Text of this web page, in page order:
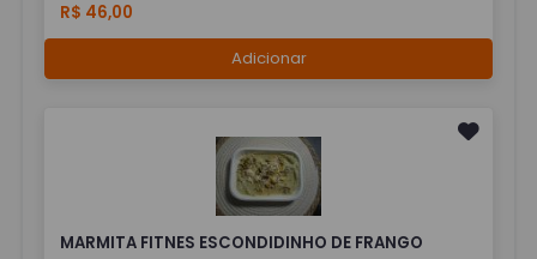
R$ 46,00
Adicionar
MARMITA FITNES ESCONDIDINHO DE FRANGO